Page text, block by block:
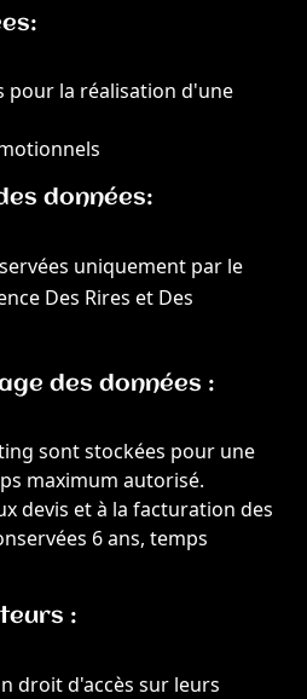
pour la réalisation d'une
données:
uniquement par le
Des Rires et Des
des données :
sont stockées pour une
maximum autorisé.
devis et à la facturation des
6 ans, temps
:
droit d'accès sur leurs